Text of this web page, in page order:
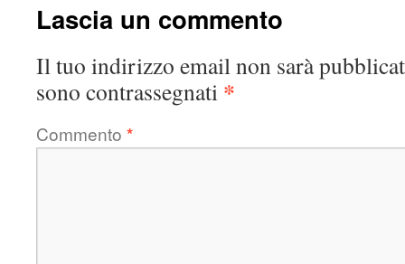
Lascia un commento
Il tuo indirizzo email non sarà
sono contrassegnati *
Commento *